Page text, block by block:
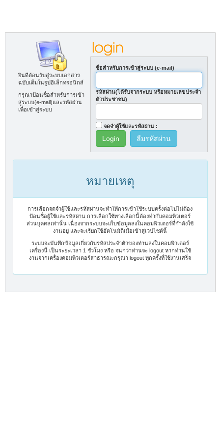
ชื่อสำหรับการเข้าสู่ระบบ (e-mail)
รหัสผ่าน(ได้รับจากระบบ หรือหมายเลขประจำ
ตัวประชาชน)
จดจำผู้ใช้และรหัสผ่าน :
ลืมรหัสผ่าน
ยินดีต้อนรับสู่ระบบเอกสาร
ฉบับเต็มในรูปอิเล็กทรอนิกส์
กรุณาป้อนชื่อสำหรับการเข้า
สู่ระบบ(e-mail)และรหัสผ่าน
เพื่อเข้าสู่ระบบ
หมายเหตุ
การเลือกจดจำผู้ใช้และรหัสผ่านจะทำให้การเข้าใช้ระบบครั้งต่อไปไม่ต้อง
ป้อนชื่อผู้ใช้และรหัสผ่าน การเลือกใช้ทางเลือกนี้ต้องทำกับคอมพิวเตอร์
ส่วนบุคคลเท่านั้น เนื่องจากระบบจะเก็บข้อมูลลงในคอมพิวเตอร์ที่กำลังใช้
งานอยู่ และจะเรียกใช้อัตโนมัติเมื่อเข้าสู่เวปไซต์นี้
ระบบจะบันทึกข้อมูลเกี่ยวกับรหัสประจำตัวของท่านลงในคอมพิวเตอร์
เครื่องนี้ เป็นระยะเวลา 1 ชั่วโมง หรือ จนกว่าท่านจะ logout หากท่านใช้
งานจากเครื่องคอมพิวเตอร์สาธารณะกรุณา logout ทุกครั้งที่ใช้งานเสร็จ